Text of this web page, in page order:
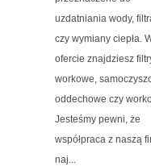
uzdatniania wody,
czy wymiany ciepła.
ofercie znajdziesz
workowe,
oddechowe czy
Jesteśmy pewni, że
współpraca z naszą
naj...